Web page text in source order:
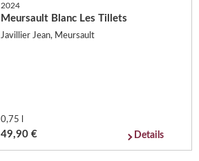
2024
Meursault Blanc Les Tillets
Javillier Jean, Meursault
0,75 l
49,90 € Details